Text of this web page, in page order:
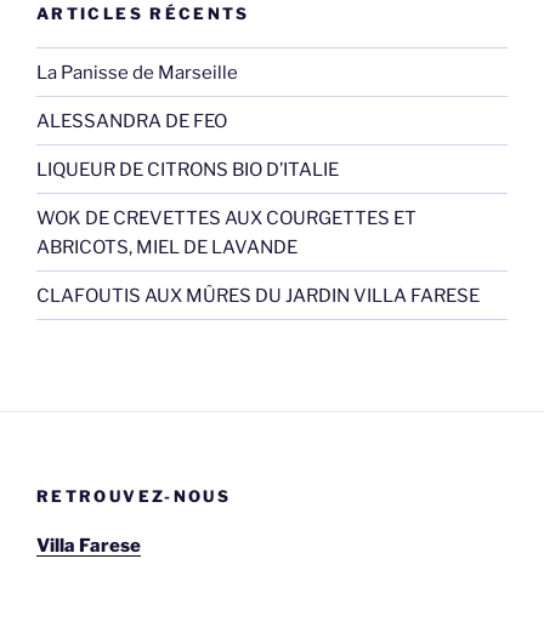
ARTICLES RÉCENTS
La Panisse de Marseille
ALESSANDRA DE FEO
LIQUEUR DE CITRONS BIO D’ITALIE
WOK DE CREVETTES AUX COURGETTES ET
ABRICOTS, MIEL DE LAVANDE
CLAFOUTIS AUX MÛRES DU JARDIN VILLA FARESE
RETROUVEZ-NOUS
Villa Farese